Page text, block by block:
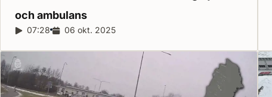
och ambulans
Reportagelängd:
07:28 Releasedatum:
06 okt. 2025